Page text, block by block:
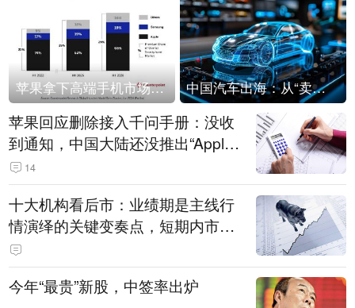
苹果拿下高端手机市场65%的份额：iPhone 17系列功不可没 中国汽车出海：从“卖出去”到“走进去”
苹果回应删除接入千问手册：没收
到通知，中国大陆还没推出“Apple
智能使用千问”功能
14
十大机构看后市：业绩期是主线行
情演绎的关键变奏点，短期内市场
或继续反弹，关注三条业绩主线
今年“最贵”新股，中签率出炉